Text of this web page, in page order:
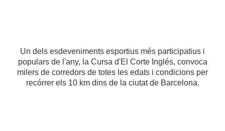
Un dels esdeveniments esportius més participatius i
populars de l'any, la Cursa d'El Corte Inglés, convoca
milers de corredors de totes les edats i condicions per
recórrer els 10 km dins de la ciutat de Barcelona.